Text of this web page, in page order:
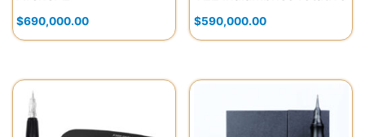
$690,000.00 $590,000.00